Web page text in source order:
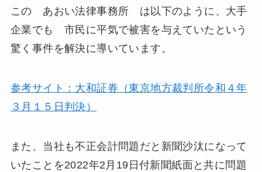
この あおい法律事務所 は以下のように、大手
企業でも 市民に平気で被害を与えていたという
驚く事件を解決に導いています。
参考サイト：大和証券（東京地方裁判所令和４年
３月１５日判決）
また、当社も不正会計問題だと新聞沙汰になって
いたことを2022年2月19日付新聞紙面と共に問題